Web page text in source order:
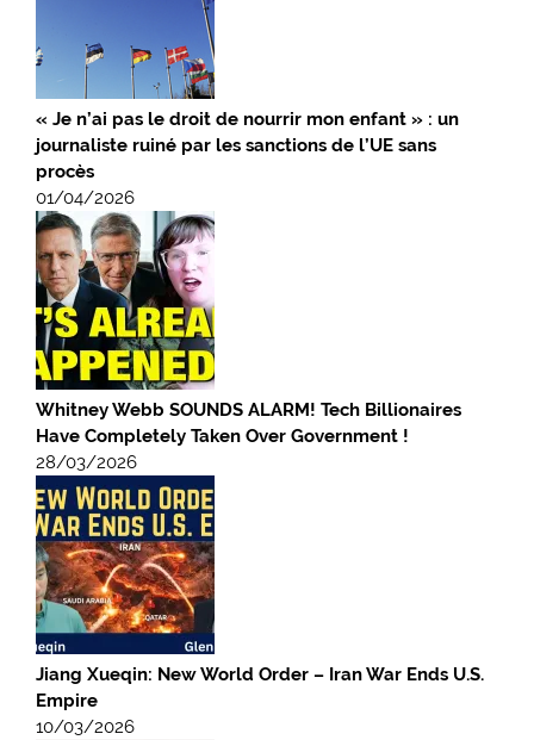
« Je n’ai pas le droit de nourrir mon enfant » : un
journaliste ruiné par les sanctions de l’UE sans
procès
01/04/2026
Whitney Webb SOUNDS ALARM! Tech Billionaires
Have Completely Taken Over Government !
28/03/2026
Jiang Xueqin: New World Order – Iran War Ends U.S.
Empire
10/03/2026